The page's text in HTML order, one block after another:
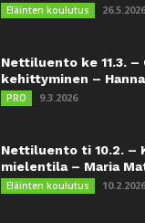
Eläinten koulutus 26.5.2026
Nettiluento ke 11.3. –
kehittyminen –
PRO 9.3.2026
Nettiluento ti 10.2. –
mielentila – Maria
Eläinten koulutus 10.2.2026